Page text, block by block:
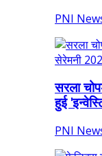
PNI
सरला
हुई
PNI